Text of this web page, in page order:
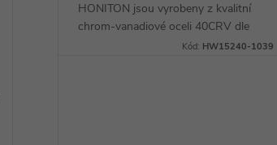
HONITON jsou vyrobeny z kvalitní
chrom-vanadiové oceli 40CRV dle
standardu DIN 8976. Jejich bi-
Kód: HW15240-1039